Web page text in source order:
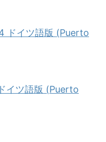
ドイツ語版 (Puerto
イツ語版 (Puerto